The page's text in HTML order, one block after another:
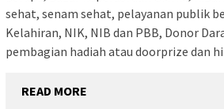
sehat, senam sehat, pelayanan publik
Kelahiran, NIK, NIB dan PBB, Donor
pembagian hadiah atau doorprize dan
READ MORE